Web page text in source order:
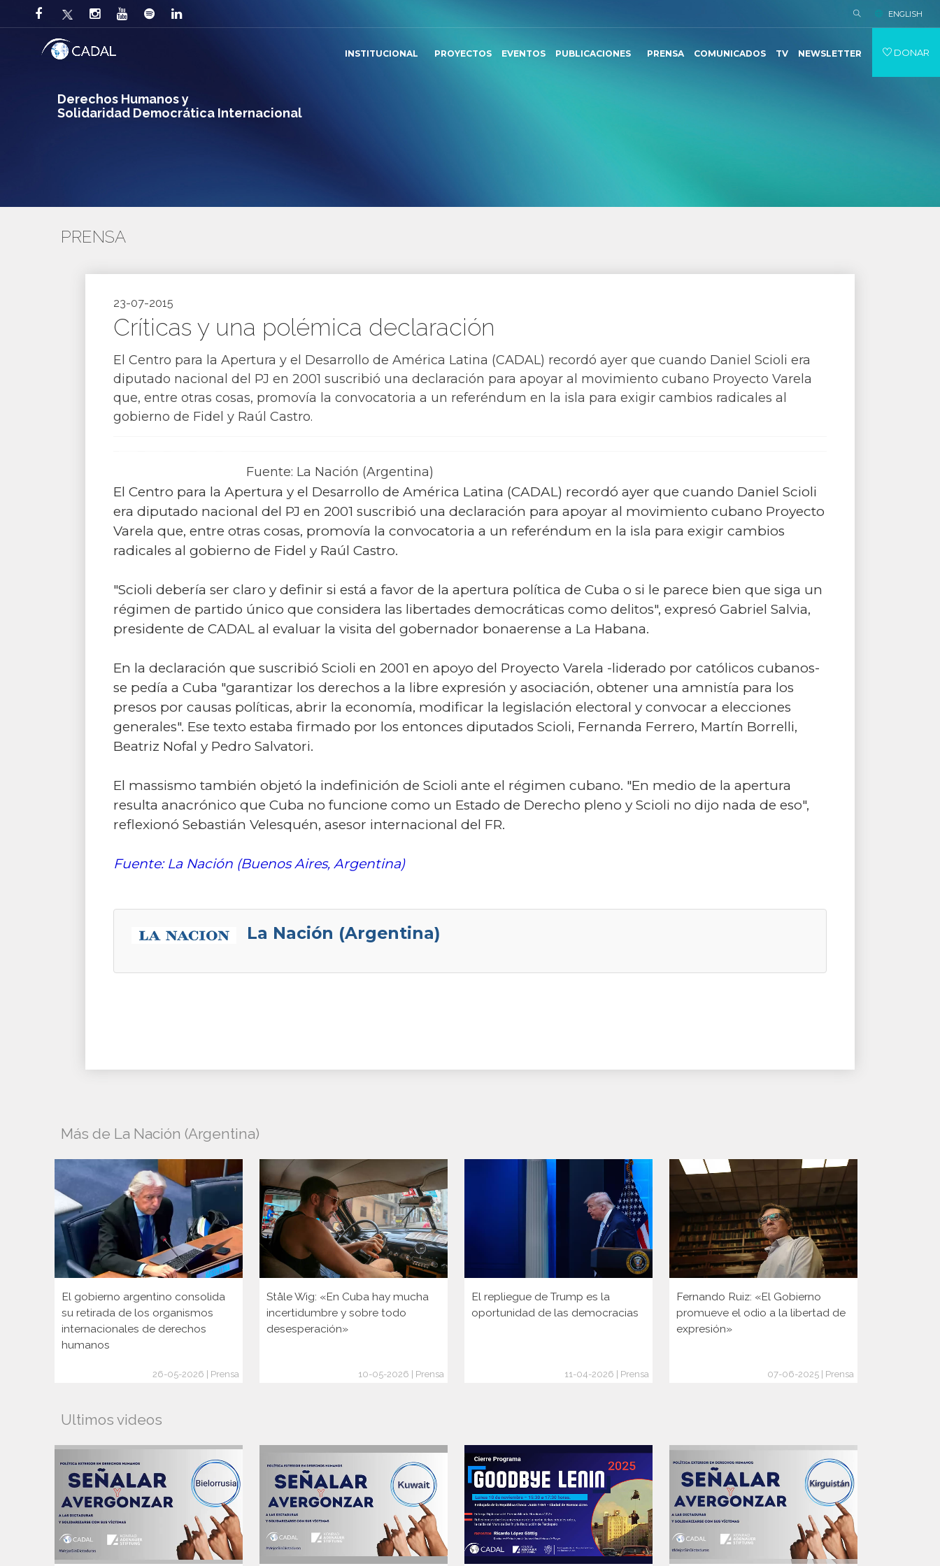
Derechos Humanos y
Solidaridad Democrática Internacional
ENGLISH
INSTITUCIONAL PROYECTOS EVENTOS PUBLICACIONES PRENSA COMUNICADOS TV NEWSLETTER DONAR
PRENSA
23-07-2015
Críticas y una polémica declaración
El Centro para la Apertura y el Desarrollo de América Latina (CADAL) recordó ayer que cuando Daniel Scioli era
diputado nacional del PJ en 2001 suscribió una declaración para apoyar al movimiento cubano Proyecto Varela
que, entre otras cosas, promovía la convocatoria a un referéndum en la isla para exigir cambios radicales al
gobierno de Fidel y Raúl Castro.
Fuente: La Nación (Argentina)
El Centro para la Apertura y el Desarrollo de América Latina (CADAL) recordó ayer que cuando Daniel Scioli
era diputado nacional del PJ en 2001 suscribió una declaración para apoyar al movimiento cubano Proyecto
Varela que, entre otras cosas, promovía la convocatoria a un referéndum en la isla para exigir cambios
radicales al gobierno de Fidel y Raúl Castro.
"Scioli debería ser claro y definir si está a favor de la apertura política de Cuba o si le parece bien que siga un
régimen de partido único que considera las libertades democráticas como delitos", expresó Gabriel Salvia,
presidente de CADAL al evaluar la visita del gobernador bonaerense a La Habana.
En la declaración que suscribió Scioli en 2001 en apoyo del Proyecto Varela -liderado por católicos cubanos-
se pedía a Cuba "garantizar los derechos a la libre expresión y asociación, obtener una amnistía para los
presos por causas políticas, abrir la economía, modificar la legislación electoral y convocar a elecciones
generales". Ese texto estaba firmado por los entonces diputados Scioli, Fernanda Ferrero, Martín Borrelli,
Beatriz Nofal y Pedro Salvatori.
El massismo también objetó la indefinición de Scioli ante el régimen cubano. "En medio de la apertura
resulta anacrónico que Cuba no funcione como un Estado de Derecho pleno y Scioli no dijo nada de eso",
reflexionó Sebastián Velesquén, asesor internacional del FR.
Fuente: La Nación (Buenos Aires, Argentina)
La Nación (Argentina)
Más de La Nación (Argentina)
El gobierno argentino consolida
su retirada de los organismos
internacionales de derechos
humanos
26-05-2026 | Prensa
Ståle Wig: «En Cuba hay mucha
incertidumbre y sobre todo
desesperación»
10-05-2026 | Prensa
El repliegue de Trump es la
oportunidad de las democracias
11-04-2026 | Prensa
Fernando Ruiz: «El Gobierno
promueve el odio a la libertad de
expresión»
07-06-2025 | Prensa
Ultimos videos